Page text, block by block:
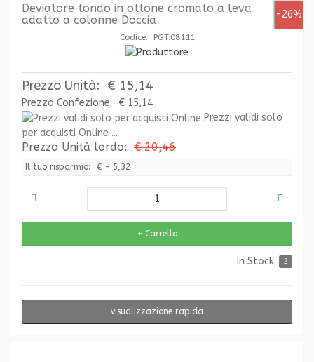
-26%
Deviatore tondo in ottone cromato a leva
adatto a colonne Doccia
Codice: PGT.08111
Prezzo Unità: € 15,14
Prezzo Confezione:
€ 15,14
Prezzi validi solo
per acquisti Online ...
Prezzo Unità lordo: € 20,46
Il tuo risparmio: € - 5,32
In Stock: 2
visualizzazione rapida